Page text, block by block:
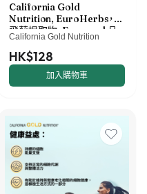
California Gold
Nutrition, EuroHerbs，水
飛薊提取物，Euromed 品
質，175 毫克，60 粒素食膠
囊
California Gold Nutrition
HK$128
加入購物車